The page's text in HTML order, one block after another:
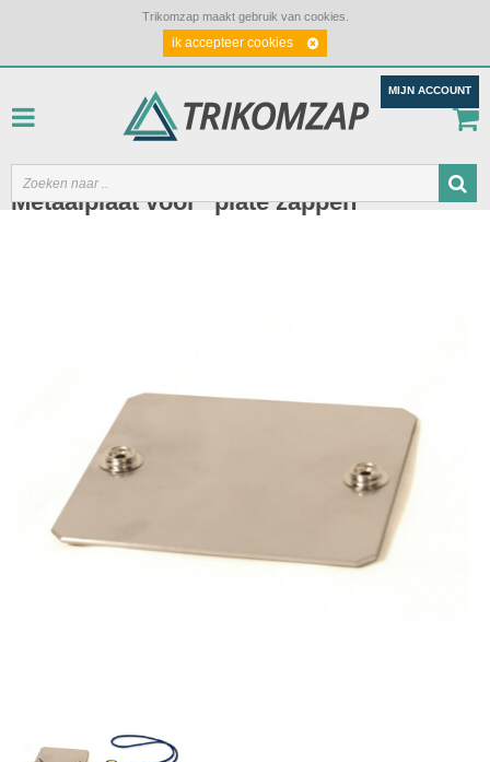
Trikomzap maakt gebruik van cookies.
ik accepteer cookies
MIJN ACCOUNT
Metaalplaat voor "plate zappen"